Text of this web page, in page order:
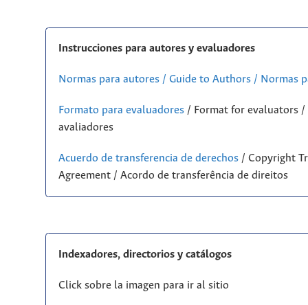
Instrucciones para autores y evaluadores
Normas para autores / Guide to Authors / Normas
Formato para evaluadores/ Format for evaluators /
avaliadores
Acuerdo de transferencia de derechos/ Copyright
Agreement / Acordo de transferência de direitos
Indexadores, directorios y catálogos
Click sobre la imagen para ir al sitio